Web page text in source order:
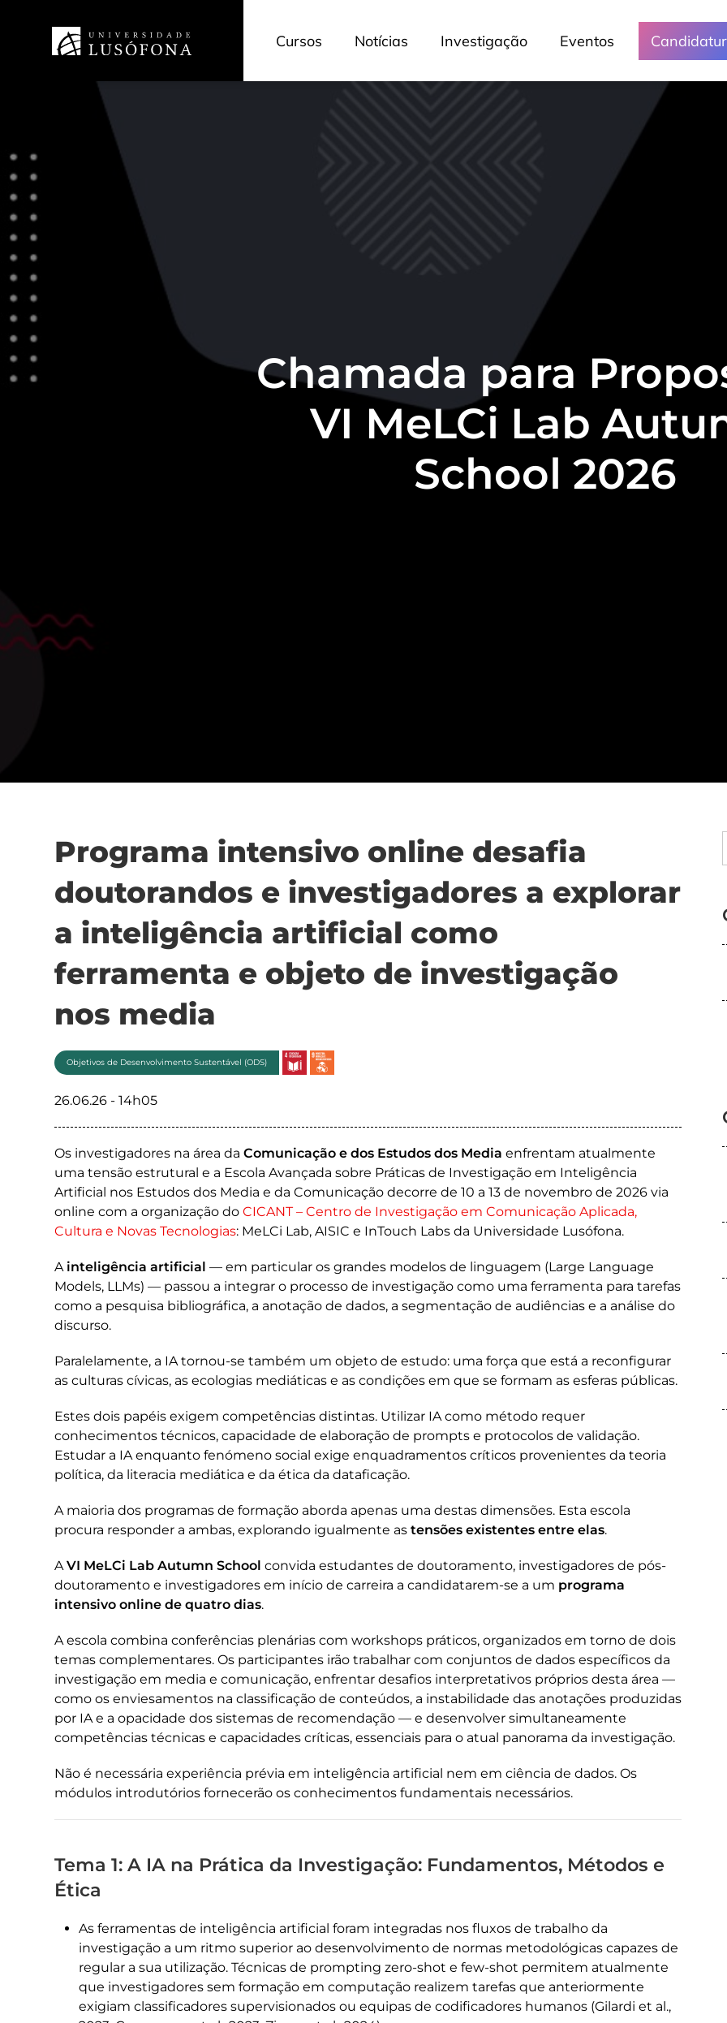
Cursos Notícias Investigação Eventos
Chamada para
VI MeLCi Lab
School 2026
Programa intensivo online desafia
doutorandos e investigadores a explorar
a inteligência artificial como
ferramenta e objeto de investigação
nos media
Objetivos de Desenvolvimento Sustentável (ODS)
26.06.26 - 14h05
Os investigadores na área da Comunicação e dos Estudos dos Media enfrentam atualmente
uma tensão estrutural e a Escola Avançada sobre Práticas de Investigação em Inteligência
Artificial nos Estudos dos Media e da Comunicação decorre de 10 a 13 de novembro de 2026 via
online com a organização do CICANT – Centro de Investigação em Comunicação Aplicada,
Cultura e Novas Tecnologias: MeLCi Lab, AISIC e InTouch Labs da Universidade Lusófona.
A inteligência artificial — em particular os grandes modelos de linguagem (Large Language
Models, LLMs) — passou a integrar o processo de investigação como uma ferramenta para tarefas
como a pesquisa bibliográfica, a anotação de dados, a segmentação de audiências e a análise do
discurso.
Paralelamente, a IA tornou-se também um objeto de estudo: uma força que está a reconfigurar
as culturas cívicas, as ecologias mediáticas e as condições em que se formam as esferas públicas.
Estes dois papéis exigem competências distintas. Utilizar IA como método requer
conhecimentos técnicos, capacidade de elaboração de prompts e protocolos de validação.
Estudar a IA enquanto fenómeno social exige enquadramentos críticos provenientes da teoria
política, da literacia mediática e da ética da dataficação.
A maioria dos programas de formação aborda apenas uma destas dimensões. Esta escola
procura responder a ambas, explorando igualmente as tensões existentes entre elas.
AVI MeLCi Lab Autumn School convida estudantes de doutoramento, investigadores de pós-
doutoramento e investigadores em início de carreira a candidatarem-se a um programa
intensivo online de quatro dias.
A escola combina conferências plenárias com workshops práticos, organizados em torno de dois
temas complementares. Os participantes irão trabalhar com conjuntos de dados específicos da
investigação em media e comunicação, enfrentar desafios interpretativos próprios desta área —
como os enviesamentos na classificação de conteúdos, a instabilidade das anotações produzidas
por IA e a opacidade dos sistemas de recomendação — e desenvolver simultaneamente
competências técnicas e capacidades críticas, essenciais para o atual panorama da investigação.
Não é necessária experiência prévia em inteligência artificial nem em ciência de dados. Os
módulos introdutórios fornecerão os conhecimentos fundamentais necessários.
Tema 1: A IA na Prática da Investigação: Fundamentos, Métodos e
Ética
As ferramentas de inteligência artificial foram integradas nos fluxos de trabalho da
investigação a um ritmo superior ao desenvolvimento de normas metodológicas capazes de
regular a sua utilização. Técnicas de prompting zero-shot e few-shot permitem atualmente
que investigadores sem formação em computação realizem tarefas que anteriormente
exigiam classificadores supervisionados ou equipas de codificadores humanos (Gilardi et al.,